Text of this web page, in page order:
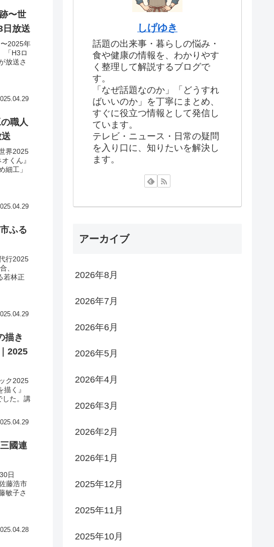
〜世
日放送
2025年
「H3ロ
放送さ
職人
界2025
くん』
細工」
ふる
行2025
、
若林正
描き
2025
ク2025
く』
した。講
國連
日
藤浩市
敏子さ
しげゆき
話題の出来事・暮らしの悩み・
食や健康の情報を、わかりやす
く整理して解説するブログで
す。
「なぜ話題なのか」「どうすれ
ばいいのか」を丁寧にまとめ、
すぐに役立つ情報として発信し
ています。
テレビ・ニュース・日常の疑問
を入り口に、知りたいを解決し
ます。
アーカイブ
2026年8月
2026年7月
2026年6月
2026年5月
2026年4月
2026年3月
2026年2月
2026年1月
2025年12月
2025年11月
2025年10月